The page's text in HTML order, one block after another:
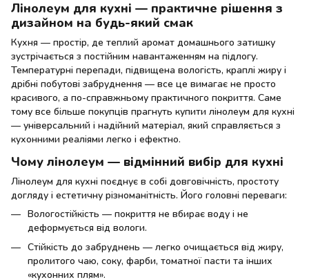
Лінолеум для кухні — практичне рішення з
дизайном на будь-який смак
Кухня — простір, де теплий аромат домашнього затишку
зустрічається з постійним навантаженням на підлогу.
Температурні перепади, підвищена вологість, краплі жиру і
дрібні побутові забруднення — все це вимагає не просто
красивого, а по-справжньому практичного покриття. Саме
тому все більше покупців прагнуть купити лінолеум для кухні
— універсальний і надійний матеріал, який справляється з
кухонними реаліями легко і ефектно.
Чому лінолеум — відмінний вибір для кухні
Лінолеум для кухні поєднує в собі довговічність, простоту
догляду і естетичну різноманітність. Його головні переваги:
Вологостійкість — покриття не вбирає воду і не
деформується від вологи.
Стійкість до забруднень — легко очищається від жиру,
пролитого чаю, соку, фарби, томатної пасти та інших
«кухонних плям».